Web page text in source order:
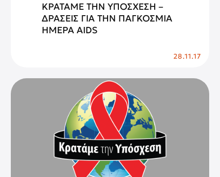
ΚΡΑΤΑΜΕ ΤΗΝ ΥΠΟΣΧΕΣΗ –
ΔΡΑΣΕΙΣ ΓΙΑ ΤΗΝ ΠΑΓΚΟΣΜΙΑ
ΗΜΕΡΑ AIDS
28.11.17